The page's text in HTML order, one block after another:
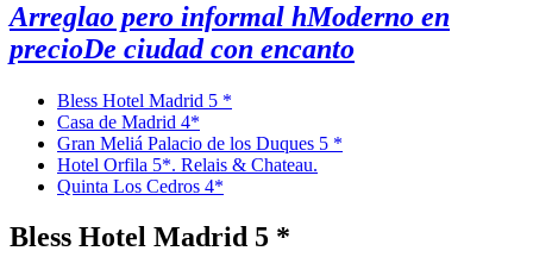
Arreglao pero informal hModerno en
precioDe ciudad con encanto
Bless Hotel Madrid 5 *
Casa de Madrid 4*
Gran Meliá Palacio de los Duques 5 *
Hotel Orfila 5*. Relais & Chateau.
Quinta Los Cedros 4*
Bless Hotel Madrid 5 *